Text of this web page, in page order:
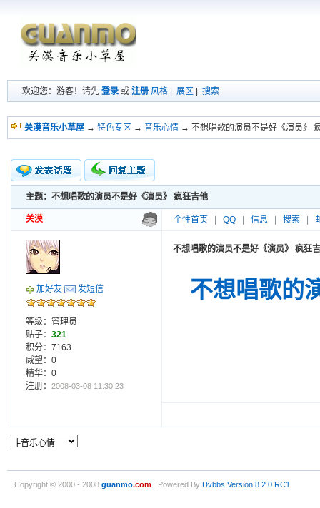
欢迎您：游客！请先 登录 或 注册 风格 展区 搜索
关漠音乐小草屋 → 特色专区 → 音乐心情 → 不想唱歌的演员不是好《演员》
新的主题
投票帖
小字报
主题：不想唱歌的演员不是好《演员》 疯狂吉他
关漠 个性首页 QQ 信息 搜索
加好友 发短信
等级：管理员
贴子： 321
积分：7163
威望：0
精华：0
注册： 2008-03-08 11:30:23
不想唱歌的演员不是好《演员》 疯狂
不想唱歌的
Copyright © 2000 - 2008 guanmo.com Powered By Dvbbs Version 8.2.0 RC1